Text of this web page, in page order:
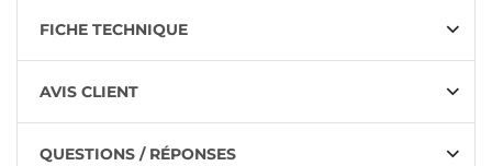
FICHE TECHNIQUE
AVIS CLIENT
QUESTIONS / RÉPONSES